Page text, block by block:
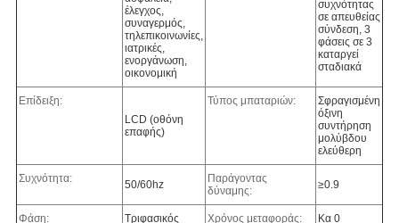
έλεγχος,
συναγερμός,
τηλεπικοινωνίες,
ιατρικές,
ενοργάνωση,
οικονομική
συχνότητας
σε απευθείας
σύνδεση, 3
φάσεις σε 3
καταργεί
σταδιακά
Επίδειξη:
LCD (οθόνη
επαφής)
Τύπος μπαταριών:
Σφραγισμένη
όξινη
συντήρηση
μολύβδου
ελεύθερη
Συχνότητα: 50/60hz
Παράγοντας
δύναμης:
≥0.9
Φάση: Τριφασικός Χρόνος μεταφοράς: Κα 0